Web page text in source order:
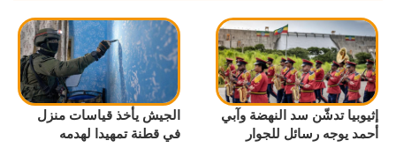
إثيوبيا تدشّن سد النهضة وآبي
أحمد يوجه رسائل للجوار
الجيش يأخذ قياسات منزل
في قطنة تمهيدا لهدمه